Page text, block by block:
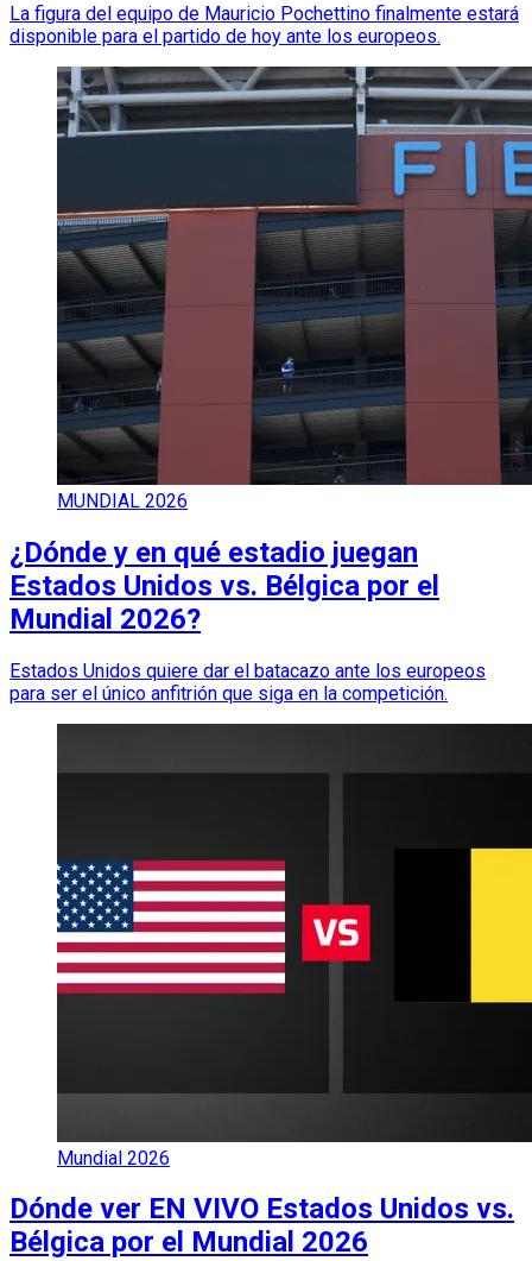
La figura del equipo de Mauricio Pochettino finalmente estará
disponible para el partido de hoy ante los europeos.
MUNDIAL 2026
¿Dónde y en qué estadio juegan
Estados Unidos vs. Bélgica por el
Mundial 2026?
Estados Unidos quiere dar el batacazo ante los europeos
para ser el único anfitrión que siga en la competición.
Mundial 2026
Dónde ver EN VIVO Estados Unidos vs.
Bélgica por el Mundial 2026